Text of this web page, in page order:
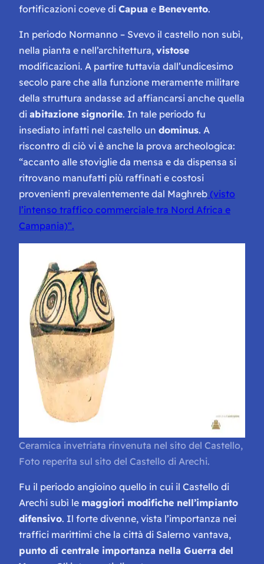
fortificazioni coeve di Capua e Benevento.
In periodo Normanno – Svevo il castello non subì,
nella pianta e nell’architettura, vistose
modificazioni. A partire tuttavia dall’undicesimo
secolo pare che alla funzione meramente militare
della struttura andasse ad affiancarsi anche quella
di abitazione signorile. In tale periodo fu
insediato infatti nel castello un dominus. A
riscontro di ciò vi è anche la prova archeologica:
“accanto alle stoviglie da mensa e da dispensa si
ritrovano manufatti più raffinati e costosi
provenienti prevalentemente dal Maghreb (visto
l’intenso traffico commerciale tra Nord Africa e
Campania)“.
Ceramica invetriata rinvenuta nel sito del Castello,
Foto reperita sul sito del Castello di Arechi.
Fu il periodo angioino quello in cui il Castello di
Arechi subì le maggiori modifiche nell’impianto
difensivo. Il forte divenne, vista l’importanza nei
traffici marittimi che la città di Salerno vantava,
punto di centrale importanza nella Guerra del